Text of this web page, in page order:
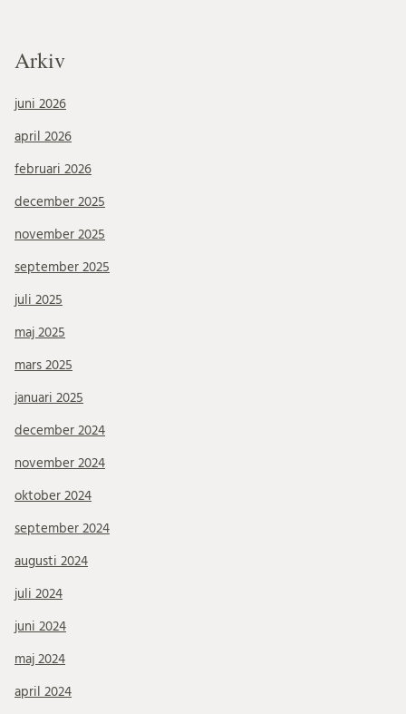
Arkiv
juni 2026
april 2026
februari 2026
december 2025
november 2025
september 2025
juli 2025
maj 2025
mars 2025
januari 2025
december 2024
november 2024
oktober 2024
september 2024
augusti 2024
juli 2024
juni 2024
maj 2024
april 2024